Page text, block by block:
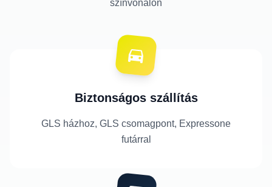
színvonalon
Biztonságos szállítás
GLS házhoz, GLS csomagpont, Expressone
futárral